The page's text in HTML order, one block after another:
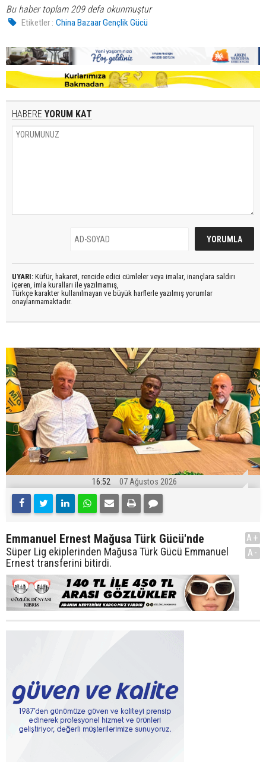
Bu haber toplam 209 defa okunmuştur
Etiketler : China Bazaar Gençlik Gücü
HABERE YORUM KAT
UYARI: Küfür, hakaret, rencide edici cümleler veya imalar, inançlara saldırı
içeren, imla kuralları ile yazılmamış,
Türkçe karakter kullanılmayan ve büyük harflerle yazılmış yorumlar
onaylanmamaktadır.
16:52 07 Ağustos 2026
Emmanuel Ernest Mağusa Türk Gücü'nde
Süper Lig ekiplerinden Mağusa Türk Gücü Emmanuel
Ernest transferini bitirdi.
A+
A-